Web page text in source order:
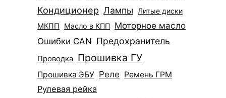
Кондиционер Лампы Литые диски
МКПП Масло в КПП
Моторное масло
Ошибки CAN Предохранитель
Проводка Прошивка ГУ
Прошивка ЭБУ Реле Ремень ГРМ
Рулевая рейка